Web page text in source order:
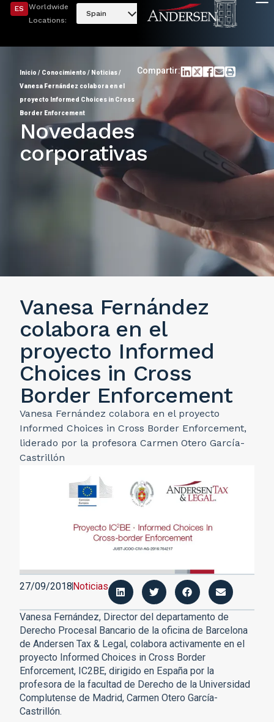
ES
Worldwide
Locations:
Spain
Inicio / Conocimiento / Noticias/
Vanesa Fernández colabora en el
proyecto Informed Choices in Cross
Border Enforcement
Compartir:
Novedades
corporativas
Vanesa Fernández
colabora en el
proyecto Informed
Choices in Cross
Border Enforcement
Vanesa Fernández colabora en el proyecto
Informed Choices in Cross Border Enforcement,
liderado por la profesora Carmen Otero García-
Castrillón
27/09/2018Noticias
Vanesa Fernández, Director del departamento de
Derecho Procesal Bancario de la oficina de Barcelona
de Andersen Tax & Legal, colabora activamente en el
proyecto Informed Choices in Cross Border
Enforcement, IC2BE, dirigido en España por la
profesora de la facultad de Derecho de la Universidad
Complutense de Madrid, Carmen Otero García-
Castrillón.